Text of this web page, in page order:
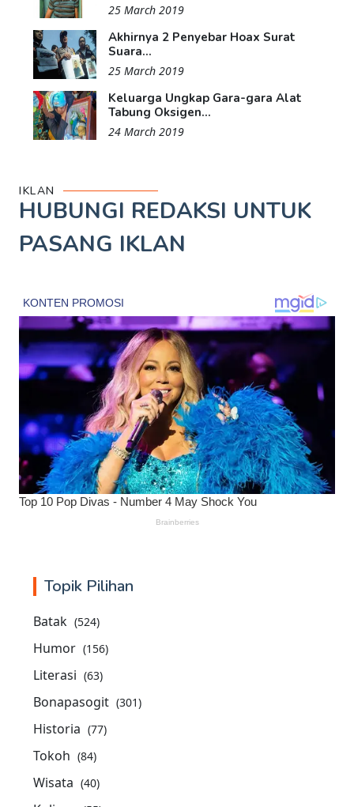
25 March 2019
Akhirnya 2 Penyebar Hoax Surat
Suara...
25 March 2019
Keluarga Ungkap Gara-gara Alat
Tabung Oksigen...
24 March 2019
IKLAN
HUBUNGI REDAKSI UNTUK
PASANG IKLAN
Topik Pilihan
Batak (524)
Humor (156)
Literasi (63)
Bonapasogit (301)
Historia (77)
Tokoh (84)
Wisata (40)